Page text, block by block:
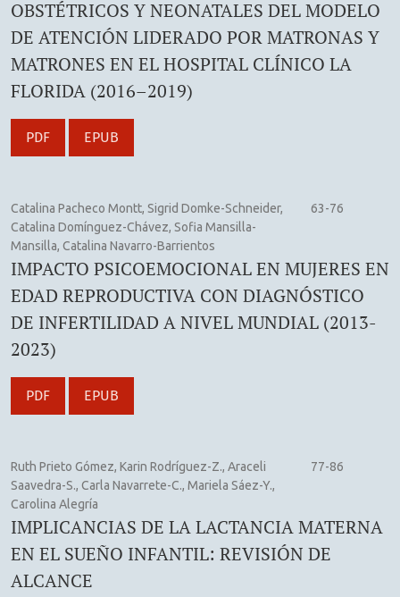
OBSTÉTRICOS Y NEONATALES DEL MODELO
DE ATENCIÓN LIDERADO POR MATRONAS Y
MATRONES EN EL HOSPITAL CLÍNICO LA
FLORIDA (2016–2019)
PDF EPUB
Catalina Pacheco Montt, Sigrid Domke-Schneider,
Catalina Domínguez-Chávez, Sofia Mansilla-
Mansilla, Catalina Navarro-Barrientos
63-76
IMPACTO PSICOEMOCIONAL EN MUJERES EN
EDAD REPRODUCTIVA CON DIAGNÓSTICO
DE INFERTILIDAD A NIVEL MUNDIAL (2013-
2023)
PDF EPUB
Ruth Prieto Gómez, Karin Rodríguez-Z., Araceli
Saavedra-S., Carla Navarrete-C., Mariela Sáez-Y.,
Carolina Alegría
77-86
IMPLICANCIAS DE LA LACTANCIA MATERNA
EN EL SUEÑO INFANTIL: REVISIÓN DE
ALCANCE